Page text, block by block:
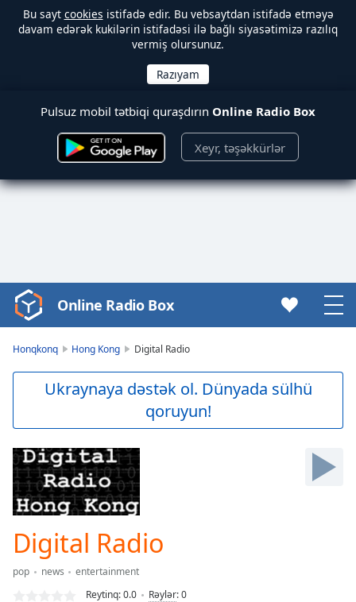
Bu sayt cookies istifadə edir. Bu vebsaytdan istifadə etməyə
davam edərək kukilərin istifadəsi ilə bağlı siyasətimizə razılıq
vermiş olursunuz.
Pulsuz mobil tətbiqi quraşdırın Online Radio Box
Xeyr, təşəkkürlər
Video
Player
Skip
Skip
Forward
Mute
Current
Duration
Loaded:
Online Radio Box
Honqkonq Hong Kong Digital Radio
Ukraynaya dəstək ol. Dünyada sülhü
qoruyun!
Digital Radio
pop news
entertainment
Reytinq:0.0 Rəylər:0